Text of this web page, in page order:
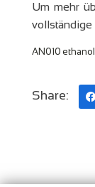
Um mehr
vollständige
AN010
Share: